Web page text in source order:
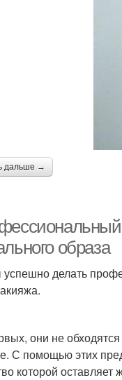
дальше →
образа
делать
они не
С помощью этих
которой оставляет